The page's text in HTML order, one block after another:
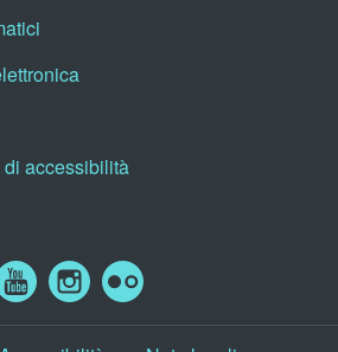
accessibilità